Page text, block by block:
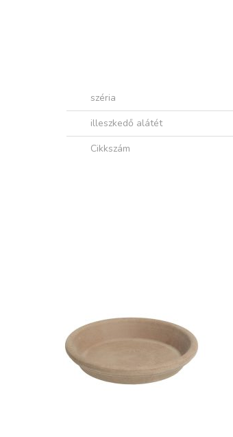
széria
illeszkedő alátét
Cikkszám